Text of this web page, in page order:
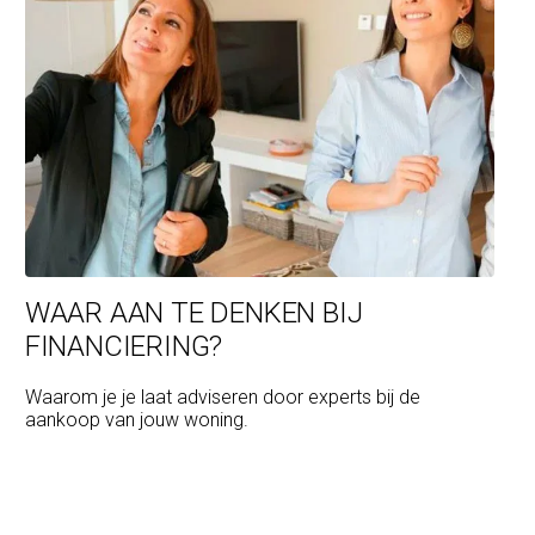
WAAR AAN TE DENKEN BIJ
FINANCIERING?
Waarom je je laat adviseren door experts bij de
aankoop van jouw woning.